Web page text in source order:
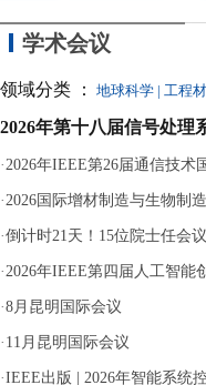
学术会议
领域分类 ： 地球科学 | 工程
2026年第十八届信号处理
·2026年IEEE第26届通信技术
·2026国际增材制造与生物制
·倒计时21天！15位院士任会
·2026年IEEE第四届人工智能
·8月昆明国际会议
· 11月昆明国际会议
·IEEE出版 | 2026年智能系统